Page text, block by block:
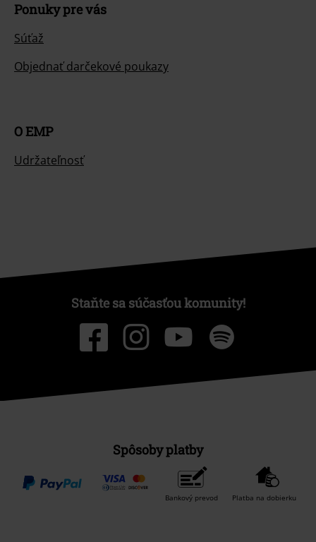
Ponuky pre vás
Súťaž
Objednať darčekové poukazy
O EMP
Udržateľnosť
Staňte sa súčasťou komunity!
Spôsoby platby
Bankový prevod Platba na dobierku